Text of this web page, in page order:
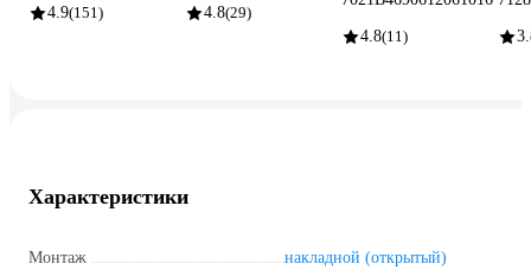
4.9(151) 4.8(29)
4.8(11)
Характеристики
Монтаж
накладной (открытый)